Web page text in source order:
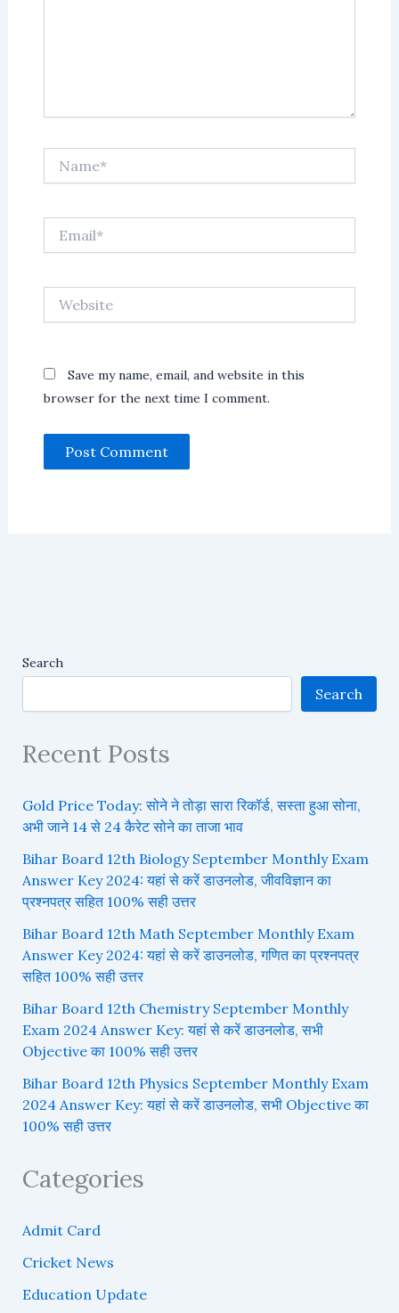
Save my name, email, and website in this
browser for the next time I comment.
Search
Search
Recent Posts
Gold Price Today: सोने ने तोड़ा सारा रिकॉर्ड, सस्ता हुआ सोना,
अभी जाने 14 से 24 कैरेट सोने का ताजा भाव
Bihar Board 12th Biology September Monthly Exam
Answer Key 2024: यहां से करें डाउनलोड, जीवविज्ञान का
प्रश्नपत्र सहित 100% सही उत्तर
Bihar Board 12th Math September Monthly Exam
Answer Key 2024: यहां से करें डाउनलोड, गणित का प्रश्नपत्र
सहित 100% सही उत्तर
Bihar Board 12th Chemistry September Monthly
Exam 2024 Answer Key: यहां से करें डाउनलोड, सभी
Objective का 100% सही उत्तर
Bihar Board 12th Physics September Monthly Exam
2024 Answer Key: यहां से करें डाउनलोड, सभी Objective का
100% सही उत्तर
Categories
Admit Card
Cricket News
Education Update